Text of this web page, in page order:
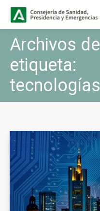
Archivos de
etiqueta:
tecnologías